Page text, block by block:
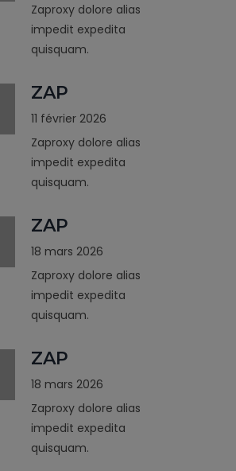
Zaproxy dolore alias
impedit expedita
quisquam.
ZAP
11 février 2026
Zaproxy dolore alias
impedit expedita
quisquam.
ZAP
18 mars 2026
Zaproxy dolore alias
impedit expedita
quisquam.
ZAP
18 mars 2026
Zaproxy dolore alias
impedit expedita
quisquam.